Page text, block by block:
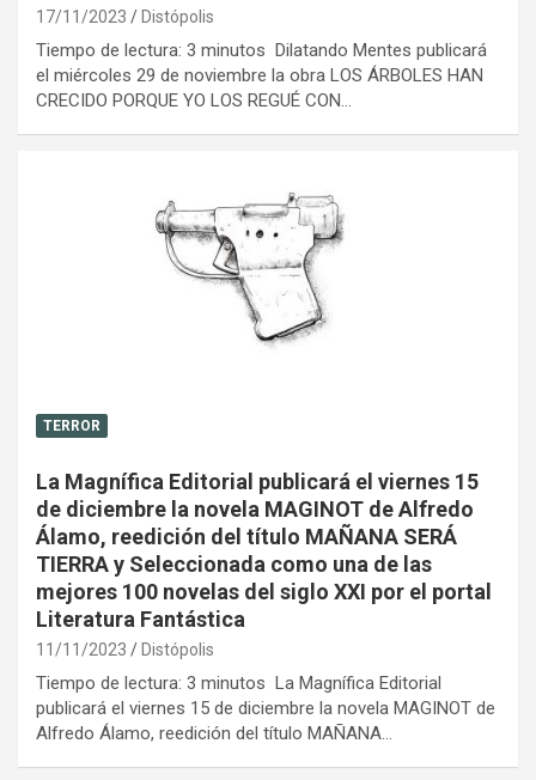
17/11/2023 Distópolis
Tiempo de lectura: 3 minutos Dilatando Mentes publicará
el miércoles 29 de noviembre la obra LOS ÁRBOLES HAN
CRECIDO PORQUE YO LOS REGUÉ CON…
TERROR
La Magnífica Editorial publicará el viernes 15
de diciembre la novela MAGINOT de Alfredo
Álamo, reedición del título MAÑANA SERÁ
TIERRA y Seleccionada como una de las
mejores 100 novelas del siglo XXI por el portal
Literatura Fantástica
11/11/2023 Distópolis
Tiempo de lectura: 3 minutos La Magnífica Editorial
publicará el viernes 15 de diciembre la novela MAGINOT de
Alfredo Álamo, reedición del título MAÑANA…